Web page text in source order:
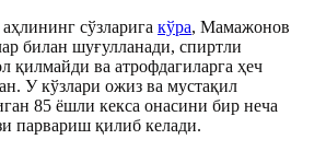
сўзларига кўра, Мамажонов
билан шуғулланади, спиртли
қилмайди ва атрофдагиларга ҳеч
У кўзлари ожиз ва мустақил
85 ёшли кекса онасини бир неча
парвариш қилиб келади.